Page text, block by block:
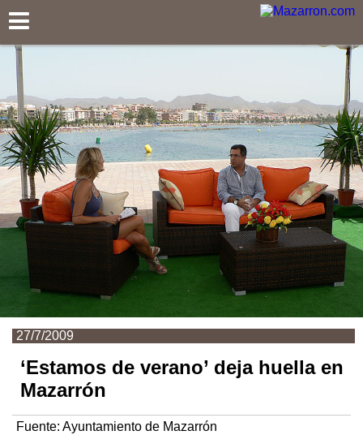
27/7/2009
‘Estamos de verano’ deja huella en
Mazarrón
Fuente: Ayuntamiento de Mazarrón